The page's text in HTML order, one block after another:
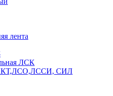
лента
ЛСК
СИЛ